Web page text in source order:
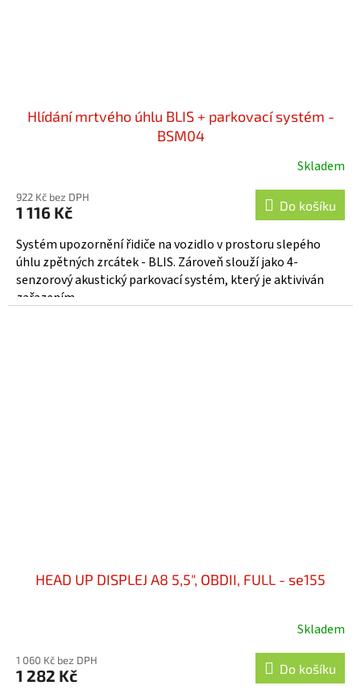
Hlídání mrtvého úhlu BLIS + parkovací systém -
BSM04
Skladem
922 Kč bez DPH
1 116 Kč Do košíku
Systém upozornění řidiče na vozidlo v prostoru slepého
úhlu zpětných zrcátek - BLIS. Zároveň slouží jako 4-
senzorový akustický parkovací systém, který je aktiviván
zařazením...
HEAD UP DISPLEJ A8 5,5", OBDII, FULL - se155
Skladem
1 060 Kč bez DPH
1 282 Kč Do košíku